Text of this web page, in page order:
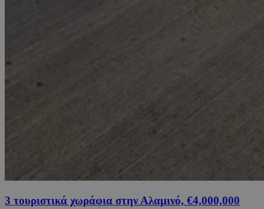
3 τουριστικά χωράφια στην Αλαμινό, €4,000,000